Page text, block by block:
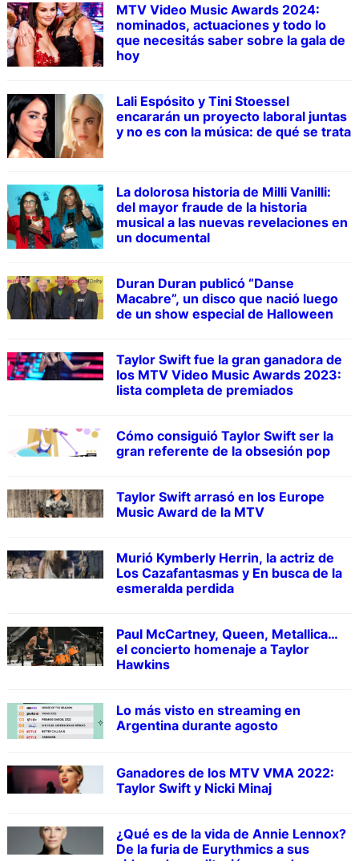
MTV Video Music Awards 2024:
nominados, actuaciones y todo lo
que necesitás saber sobre la gala de
hoy
Lali Espósito y Tini Stoessel
encararán un proyecto laboral juntas
y no es con la música: de qué se trata
La dolorosa historia de Milli Vanilli:
del mayor fraude de la historia
musical a las nuevas revelaciones en
un documental
Duran Duran publicó “Danse
Macabre”, un disco que nació luego
de un show especial de Halloween
Taylor Swift fue la gran ganadora de
los MTV Video Music Awards 2023:
lista completa de premiados
Cómo consiguió Taylor Swift ser la
gran referente de la obsesión pop
Taylor Swift arrasó en los Europe
Music Award de la MTV
Murió Kymberly Herrin, la actriz de
Los Cazafantasmas y En busca de la
esmeralda perdida
Paul McCartney, Queen, Metallica…
el concierto homenaje a Taylor
Hawkins
Lo más visto en streaming en
Argentina durante agosto
Ganadores de los MTV VMA 2022:
Taylor Swift y Nicki Minaj
¿Qué es de la vida de Annie Lennox?
De la furia de Eurythmics a sus